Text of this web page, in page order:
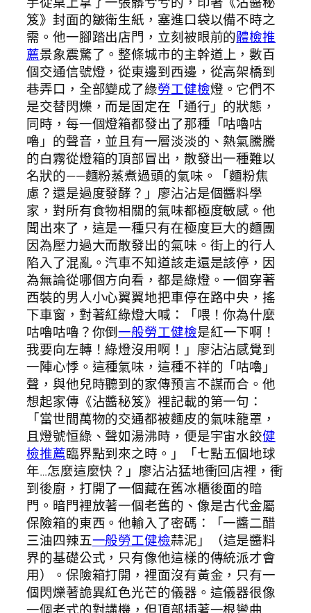
笈》封面的皺衛生紙，塞進口袋以備不時之
需。他一腳踏出店門，立刻被眼前的體檢推
薦景象震驚了。整條城市的主幹道上，數百
個交通信號燈，從東邊到西邊，從高架橋到
巷弄口，全部變成了綠勞工健檢燈。它們不
是交替閃爍，而是固定在「通行」的狀態，
同時，每一個燈箱都發出了那種「咕嚕咕
嚕」的聲音，並且有一層淡淡的、熱氣騰騰
的白霧從燈箱的頂部冒出，散發出一種難以
名狀的——麵粉蒸煮過頭的氣味。「麵粉焦
慮？還是過度發酵？」廖沾沾是個醬料學
家，對所有食物相關的氣味都極度敏感。他
聞出來了，這是一種只有在極度巨大的麵團
因為壓力過大而散發出的氣味。街上的行人
陷入了混亂。汽車不知道該走還是該停，因
為無論從哪個方向看，都是綠燈。一個穿著
西裝的男人小心翼翼地把車停在路中央，搖
下車窗，對著紅綠燈大喊：「喂！你為什麼
咕嚕咕嚕？你倒一般勞工健檢是紅一下啊！
我要向左轉！綠燈沒用啊！」廖沾沾感覺到
一陣心悸。這種氣味，這種不祥的「咕嚕」
聲，與他兒時聽到的家傳預言不謀而合。他
想起家傳《沾醬秘笈》裡記載的第一句：
「當世間萬物的交通都被麵皮的氣味籠罩，
且燈號恒綠、聲如湯沸時，便是宇宙水餃健
檢推薦臨界點到來之時。」「七點五個地球
年…怎麼這麼快？」廖沾沾猛地衝回店裡，衝
到後廚，打開了一個藏在舊冰櫃後面的暗
門。暗門裡放著一個老舊的、像是古代金屬
保險箱的東西。他輸入了密碼：「一醬二醋
三油四辣五一般勞工健檢蒜泥」（這是醬料
界的基礎公式，只有像他這樣的傳統派才會
用）。保險箱打開，裡面沒有黃金，只有一
個閃爍著詭異紅色光芒的儀器。這儀器很像